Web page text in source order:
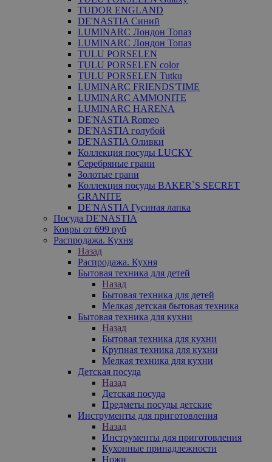
TUDOR ENGLAND
DE'NASTIA Синий
LUMINARC Лондон Топаз
LUMINARC Лондон Топаз
TULU PORSELEN
TULU PORSELEN color
TULU PORSELEN Tutku
LUMINARC FRIENDS'TIME
LUMINARC AMMONITE
LUMINARC HARENA
DE'NASTIA Romeo
DE'NASTIA голубой
DE'NASTIA Оливки
Коллекция посуды LUCKY
Серебряные грани
Золотые грани
Коллекция посуды BAKER`S SECRET
GRANITE
DE'NASTIA Гусиная лапка
Посуда DE'NASTIA
Ковры от 699 руб
Распродажа. Кухня
Назад
Распродажа. Кухня
Бытовая техника для детей
Назад
Бытовая техника для детей
Мелкая детская бытовая техника
Бытовая техника для кухни
Назад
Бытовая техника для кухни
Крупная техника для кухни
Мелкая техника для кухни
Детская посуда
Назад
Детская посуда
Предметы посуды детские
Инструменты для приготовления
Назад
Инструменты для приготовления
Кухонные принадлежности
Ножи